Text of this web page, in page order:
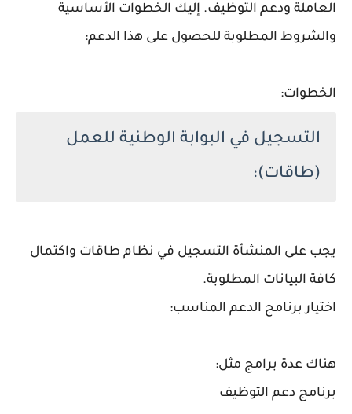
العاملة ودعم التوظيف. إليك الخطوات الأساسية
والشروط المطلوبة للحصول على هذا الدعم:
الخطوات:
التسجيل في البوابة الوطنية للعمل
(طاقات):
يجب على المنشأة التسجيل في نظام طاقات واكتمال
كافة البيانات المطلوبة.
اختيار برنامج الدعم المناسب:
هناك عدة برامج مثل:
برنامج دعم التوظيف